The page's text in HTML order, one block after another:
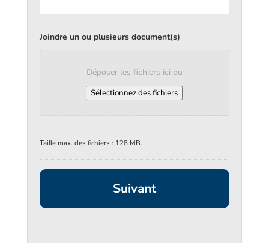
Joindre un ou plusieurs document(s)
Déposer les fichiers ici ou
Sélectionnez des fichiers
Taille max. des fichiers : 128 MB.